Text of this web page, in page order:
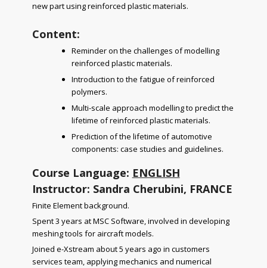
new part using reinforced plastic materials.
Content:
Reminder on the challenges of modelling
reinforced plastic materials.
Introduction to the fatigue of reinforced
polymers.
Multi-scale approach modelling to predict the
lifetime of reinforced plastic materials.
Prediction of the lifetime of automotive
components: case studies and guidelines.
Course Language: ENGLISH
Instructor: Sandra Cherubini, FRANCE
Finite Element background.
Spent 3 years at MSC Software, involved in developing
meshing tools for aircraft models.
Joined e-Xstream about 5 years ago in customers
services team, applying mechanics and numerical